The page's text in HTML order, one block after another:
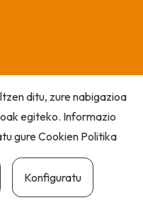
ditu, zure nabigazioa
egiteko. Informazio
gureCookien Politika
Konfiguratu